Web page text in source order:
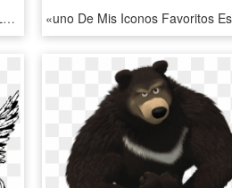
Seguimos Celebrando El Día De La Paz, Para Ello Hoy - Valor De La Paz, HD Png Download